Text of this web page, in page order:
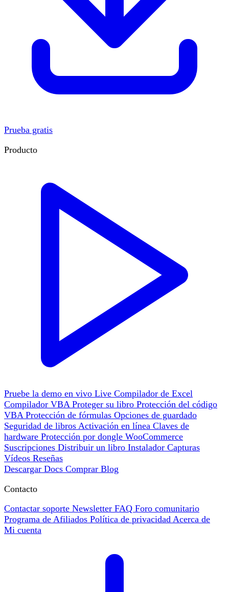
Prueba gratis
Producto
Pruebe la demo en vivo Live Compilador de Excel
Compilador VBA Proteger su libro Protección del código
VBA Protección de fórmulas Opciones de guardado
Seguridad de libros Activación en línea Claves de
hardware Protección por dongle WooCommerce
Suscripciones Distribuir un libro Instalador Capturas
Vídeos Reseñas
Descargar Docs Comprar Blog
Contacto
Contactar soporte Newsletter FAQ Foro comunitario
Programa de Afiliados Política de privacidad Acerca de
Mi cuenta